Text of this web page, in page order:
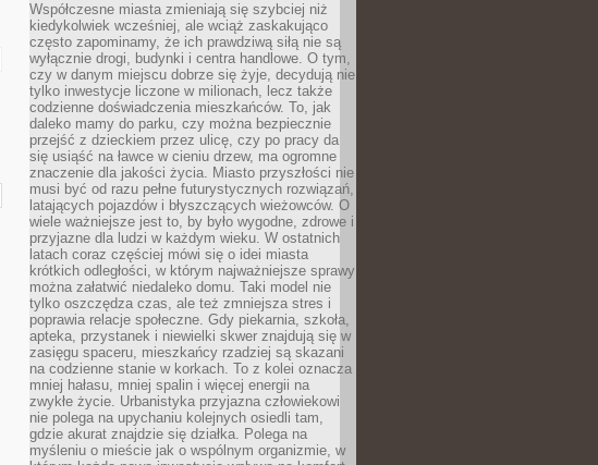
Współczesne miasta zmieniają się szybciej niż
kiedykolwiek wcześniej, ale wciąż zaskakująco
często zapominamy, że ich prawdziwą siłą nie są
wyłącznie drogi, budynki i centra handlowe. O tym,
czy w danym miejscu dobrze się żyje, decydują nie
tylko inwestycje liczone w milionach, lecz także
codzienne doświadczenia mieszkańców. To, jak
daleko mamy do parku, czy można bezpiecznie
przejść z dzieckiem przez ulicę, czy po pracy da
się usiąść na ławce w cieniu drzew, ma ogromne
znaczenie dla jakości życia. Miasto przyszłości nie
musi być od razu pełne futurystycznych rozwiązań,
latających pojazdów i błyszczących wieżowców. O
wiele ważniejsze jest to, by było wygodne, zdrowe i
przyjazne dla ludzi w każdym wieku. W ostatnich
latach coraz częściej mówi się o idei miasta
krótkich odległości, w którym najważniejsze sprawy
można załatwić niedaleko domu. Taki model nie
tylko oszczędza czas, ale też zmniejsza stres i
poprawia relacje społeczne. Gdy piekarnia, szkoła,
apteka, przystanek i niewielki skwer znajdują się w
zasięgu spaceru, mieszkańcy rzadziej są skazani
na codzienne stanie w korkach. To z kolei oznacza
mniej hałasu, mniej spalin i więcej energii na
zwykłe życie. Urbanistyka przyjazna człowiekowi
nie polega na upychaniu kolejnych osiedli tam,
gdzie akurat znajdzie się działka. Polega na
myśleniu o mieście jak o wspólnym organizmie, w